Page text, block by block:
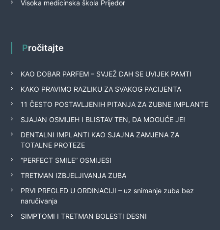
Visoka medicinska škola Prijedor
Pročitajte
KAO DOBAR PARFEM – SVJEŽ DAH SE UVIJEK PAMTI
KAKO PRAVIMO RAZLIKU ZA SVAKOG PACIJENTA
11 ČESTO POSTAVLJENIH PITANJA ZA ZUBNE IMPLANTE
SJAJAN OSMIJEH I BLISTAV TEN, DA MOGUĆE JE!
DENTALNI IMPLANTI KAO SJAJNA ZAMJENA ZA
TOTALNE PROTEZE
“PERFECT SMILE” OSMIJESI
TRETMAN IZBJELJIVANJA ZUBA
PRVI PREGLED U ORDINACIJI – uz snimanje zuba bez
naručivanja
SIMPTOMI I TRETMAN BOLESTI DESNI